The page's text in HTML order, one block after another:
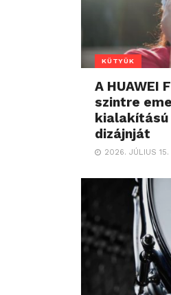
KÜTYÜK
A HUAWEI
szintre
dizájnját
2026. JÚLIUS 15.